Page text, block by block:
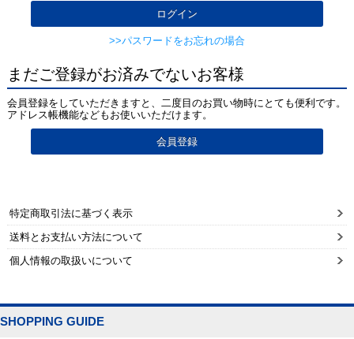
>>パスワードをお忘れの場合
まだご登録がお済みでないお客様
会員登録をしていただきますと、二度目のお買い物時にとても便利です。
アドレス帳機能などもお使いいただけます。
特定商取引法に基づく表示
送料とお支払い方法について
個人情報の取扱いについて
SHOPPING GUIDE